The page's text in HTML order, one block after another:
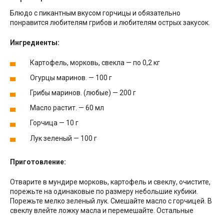
Блюдо с пикантным вкусом горчицы и обязательно
понравится любителям грибов и любителям острых закусок.
Ингредиенты:
Картофель, морковь, свекла — по 0,2 кг
Огурцы маринов. — 100 г
Грибы маринов. (любые) — 200 г
Масло растит. — 60 мл
Горчица — 10 г
Лук зеленый — 100 г
Приготовление:
Отварите в мундире морковь, картофель и свеклу, очистите,
порежьте на одинаковые по размеру небольшие кубики.
Порежьте мелко зеленый лук. Смешайте масло с горчицей. В
свеклу влейте ложку масла и перемешайте. Остальные